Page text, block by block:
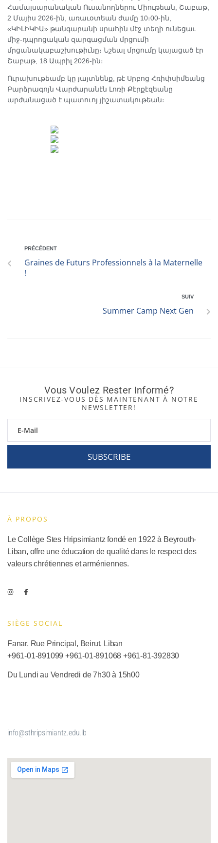
Համալսարանական Ուսանողներու Միութեան, Շաբաթ,
2 Մայիս 2026-ին, առաւօտեան ժամը 10։00-ին,
«ԿԻԼԻԿԻԱ» թանգարանի սրահին մէջ տեղի ունեցաւ
միջ-դպրոցական զարգացման մրցումի
մրցանակաբաշխութիւնը։ Նշեալ մրցումը կայացած էր
Շաբաթ, 18 Ապրիլ 2026-ին։
Ուրախութեամբ կը յայտնենք, թէ Սրբոց Հռիփսիմեանց
Բարձրագոյն Վարժարանէն Լոռի Քէրքէզեանը
արժանացած է պատուոյ յիշատակութեան։
PRÉCÉDENT
Graines de Futurs Professionnels à la Maternelle
!
SUIV
Summer Camp Next Gen
Vous Voulez Rester Informé?
INSCRIVEZ-VOUS DÈS MAINTENANT À NOTRE
NEWSLETTER!
SUBSCRIBE
À PROPOS
Le Collège Stes Hripsimiantz fondé en 1922 à Beyrouth-
Liban, offre une éducation de qualité dans le respect des
valeurs chrétiennes et arméniennes.
SIÈGE SOCIAL​
Fanar, Rue Principal, Beirut, Liban
+961-01-891099 +961-01-891068+961-81-392830
Du Lundi au Vendredi de 7h30 à 15h00
info@sthripsimiantz.edu.lb